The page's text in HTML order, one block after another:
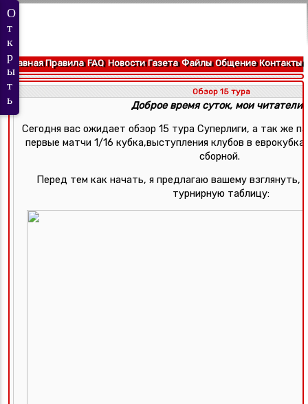
Главная Правила FAQ Новости Газета Файлы Общение Контакты
Обзор 15 тура
Доброе время суток, мои
Сегодня вас ожидает обзор 15 тура Суперлиги, а так же
первые матчи 1/16 кубка,выступления клубов в
сборной.
Перед тем как начать, я предлагаю вашему взглянуть,
турнирную таблицу: